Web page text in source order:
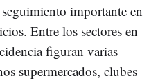
importante en
Entre los sectores en
figuran varias
supermercados, clubes